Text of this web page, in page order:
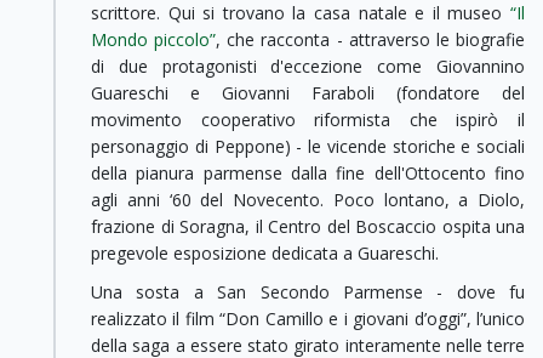
scrittore. Qui si trovano la casa natale e il museo “Il
Mondo piccolo”, che racconta - attraverso le biografie
di due protagonisti d'eccezione come Giovannino
Guareschi e Giovanni Faraboli (fondatore del
movimento cooperativo riformista che ispirò il
personaggio di Peppone) - le vicende storiche e sociali
della pianura parmense dalla fine dell'Ottocento fino
agli anni ‘60 del Novecento. Poco lontano, a Diolo,
frazione di Soragna, il Centro del Boscaccio ospita una
pregevole esposizione dedicata a Guareschi.
Una sosta a San Secondo Parmense - dove fu
realizzato il film “Don Camillo e i giovani d’oggi”, l’unico
della saga a essere stato girato interamente nelle terre